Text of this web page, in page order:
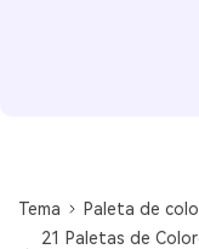
Tema
Paleta de
21 Paletas de